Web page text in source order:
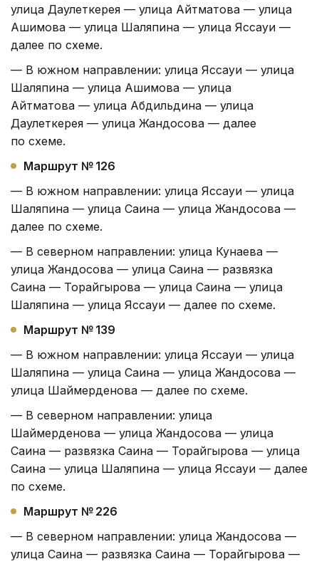
улица Даулеткерея — улица Айтматова — улица
Ашимова — улица Шаляпина — улица Яссауи —
далее по схеме.
— В южном направлении: улица Яссауи — улица
Шаляпина — улица Ашимова — улица
Айтматова — улица Абдильдина — улица
Даулеткерея — улица Жандосова — далее
по схеме.
Маршрут № 126
— В южном направлении: улица Яссауи — улица
Шаляпина — улица Саина — улица Жандосова —
далее по схеме.
— В северном направлении: улица Кунаева —
улица Жандосова — улица Саина — развязка
Саина — Торайгырова — улица Саина — улица
Шаляпина — улица Яссауи — далее по схеме.
Маршрут № 139
— В южном направлении: улица Яссауи — улица
Шаляпина — улица Саина — улица Жандосова —
улица Шаймерденова — далее по схеме.
— В северном направлении: улица
Шаймерденова — улица Жандосова — улица
Саина — развязка Саина — Торайгырова — улица
Саина — улица Шаляпина — улица Яссауи — далее
по схеме.
Маршрут № 226
— В северном направлении: улица Жандосова —
улица Саина — развязка Саина — Торайгырова —